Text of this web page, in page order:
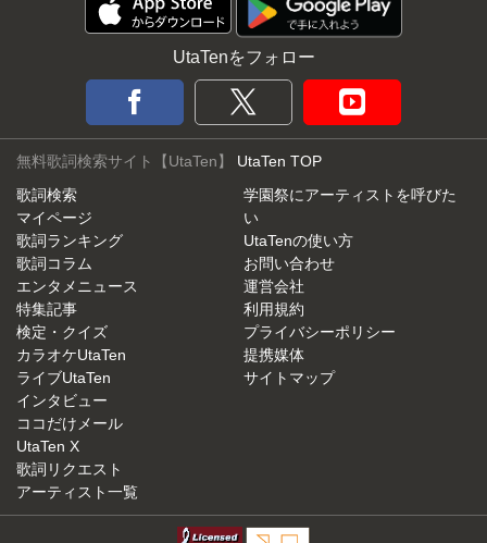
UtaTenをフォロー
無料歌詞検索サイト【UtaTen】 UtaTen TOP
歌詞検索
マイページ
歌詞ランキング
歌詞コラム
エンタメニュース
特集記事
検定・クイズ
カラオケUtaTen
ライブUtaTen
インタビュー
ココだけメール
UtaTen X
歌詞リクエスト
アーティスト一覧
学園祭にアーティストを呼びた
い
UtaTenの使い方
お問い合わせ
運営会社
利用規約
プライバシーポリシー
提携媒体
サイトマップ